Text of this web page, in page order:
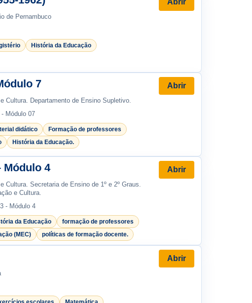
de Pernambuco
História da Educação
Abrir
7
Cultura. Departamento de Ensino Supletivo.
Módulo 07
didático
Formação de professores
História da Educação.
Abrir
Módulo 4
Cultura. Secretaria de Ensino de 1º e 2º Graus.
e Cultura.
- Módulo 4
da Educação
formação de professores
(MEC) políticas de formação docente.
Abrir
Abrir